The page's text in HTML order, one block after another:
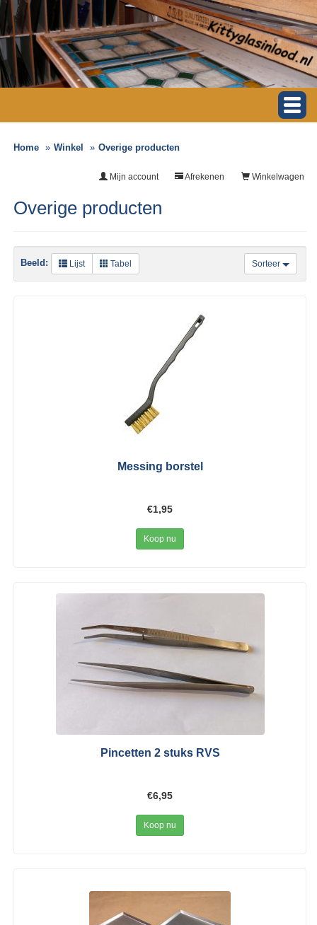
Home Winkel Overige producten
Winkelwagen
Afrekenen
Mijn account
Overige producten
Sorteer
Beeld: Lijst Tabel
Messing borstel
€1,95
Koop nu
Pincetten 2 stuks RVS
€6,95
Koop nu